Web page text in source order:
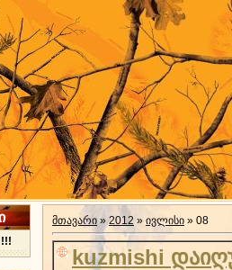
მთავარი » 2012 » ივლისი » 08
kuzmishi